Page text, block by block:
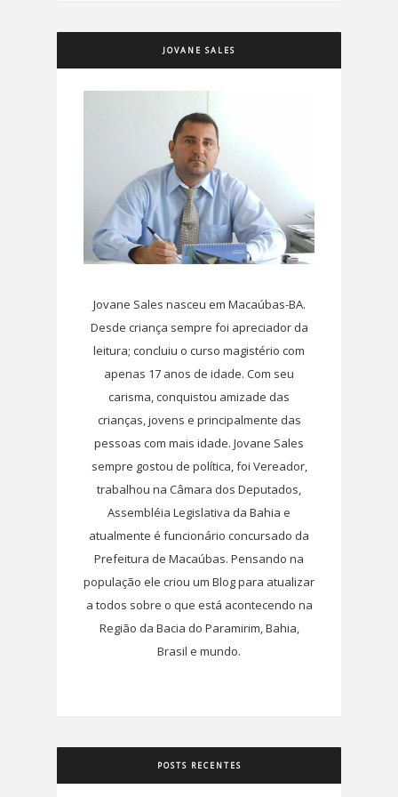
JOVANE SALES
Jovane Sales nasceu em Macaúbas-BA.
Desde criança sempre foi apreciador da
leitura; concluiu o curso magistério com
apenas 17 anos de idade. Com seu
carisma, conquistou amizade das
crianças, jovens e principalmente das
pessoas com mais idade. Jovane Sales
sempre gostou de política, foi Vereador,
trabalhou na Câmara dos Deputados,
Assembléia Legislativa da Bahia e
atualmente é funcionário concursado da
Prefeitura de Macaúbas. Pensando na
população ele criou um Blog para atualizar
a todos sobre o que está acontecendo na
Região da Bacia do Paramirim, Bahia,
Brasil e mundo.
POSTS RECENTES